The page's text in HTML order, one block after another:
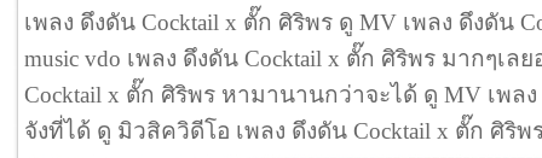
เพลง ดึงดัน Cocktail x ตั๊ก ศิริพร ดู MV เพลง ดึงดัน
music vdo เพลง ดึงดัน Cocktail x ตั๊ก ศิริพร มากๆเล
Cocktail x ตั๊ก ศิริพร หามานานกว่าจะได้ ดู MV เพล
จังที่ได้ ดู มิวสิควิดีโอ เพลง ดึงดัน Cocktail x ตั๊ก ศิริ